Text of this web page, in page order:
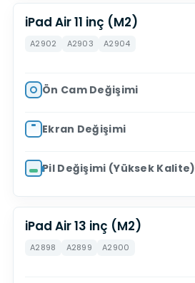
iPad Air 11 inç (M2)
A2902 A2903 A2904
Ön Cam Değişimi
Ekran Değişimi
Pil Değişimi (Yüksek Kalite)
iPad Air 13 inç (M2)
A2898 A2899 A2900